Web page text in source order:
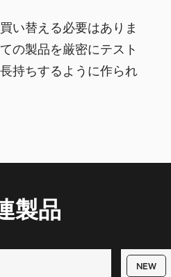
い替える必要はありま
の製品を厳密にテスト
持ちするように作られ
製品
NEW